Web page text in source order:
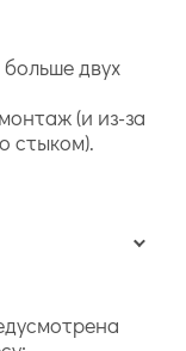
двух
(и из-за
стыком).